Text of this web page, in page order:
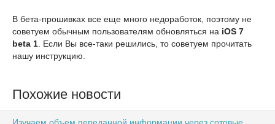
В бета-прошивках все еще много недоработок, поэтому не
советуем обычным пользователям обновляться на iOS 7
beta 1 . Если Вы все-таки решились, то советуем прочитать
нашу инструкцию.
Похожие новости